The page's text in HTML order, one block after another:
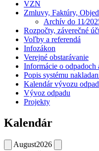
VZN
Zmluvy, Faktúry,
Archív do
Rozpočty, záverečné
Voľby a referendá
Infozákon
Verejné obstarávanie
Informácie o odpadoch
Popis systému
Kalendár vývozu
Vývoz odpadu
Projekty
Kalendár
August2026